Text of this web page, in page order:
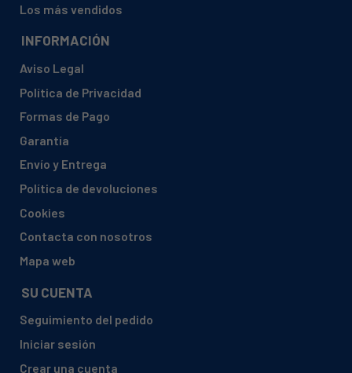
Los más vendidos
INFORMACIÓN
Aviso Legal
Política de Privacidad
Formas de Pago
Garantía
Envío y Entrega
Política de devoluciones
Cookies
Contacta con nosotros
Mapa web
SU CUENTA
Seguimiento del pedido
Iniciar sesión
Crear una cuenta